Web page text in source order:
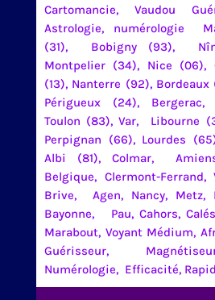
Cartomancie, Vaudou
Astrologie, numérologie
(31), Bobigny (93),
Montpelier (34), Nice (06),
(13), Nanterre (92),
Périgueux (24), Bergerac,
Toulon (83), Var, Libourne
Perpignan (66), Lourdes
Albi (81), Colmar,
Belgique, Clermont-Ferrand,
Brive, Agen, Nancy, Metz,
Bayonne, Pau, Cahors,
Marabout, Voyant Médium,
Guérisseur,
Numérologie, Efficacité,